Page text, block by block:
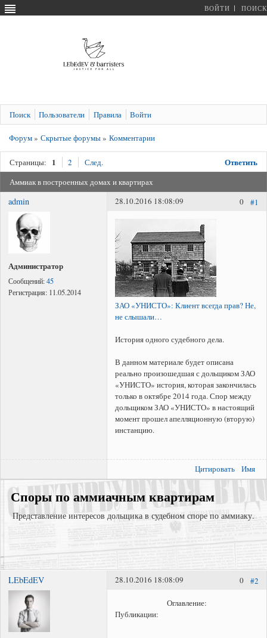
ВОЙТИ ПОИСК
Поиск Пользователи Правила Войти
Форум» Скрытые форумы» Комментарии
Страницы: 1 2 След. Ответить
Аммиак в построенных домах и квартирах
admin
Администратор
Сообщений:45
Регистрация: 11.05.2014
#1
0
28.10.2016 18:08:09
ЗАО «УНИСТО»: Клиент всегда прав? Не,
не слышали…
История одного судебного дела.
В данном материале будет описана
реально произошедшая с дольщиком ЗАО
«УНИСТО» история, которая закончилась
только в октябре 2014 года. Спор между
дольщиком ЗАО «УНИСТО» в настоящий
момент прошел апелляционную (вторую)
инстанцию.
Цитировать Имя
Споры по аммиачным квартирам
Представление интересов дольщика в судебном споре по аммиаку.
Представление интересов в судах общей юрисдикции;
Суд с застройщиком
Регистрация права собственности в судебном порядке;
LEbEdEV #2
0
28.10.2016 18:08:09
Оглавление:
Публикации: